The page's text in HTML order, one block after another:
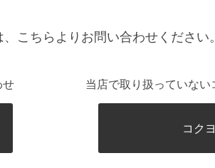
こちらよりお問い合わせください。
せ 当店で取り扱っていな
コク